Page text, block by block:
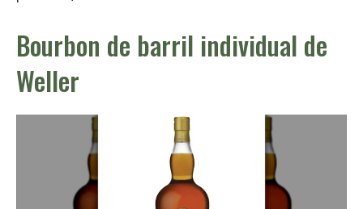
Bourbon de barril individual de
Weller